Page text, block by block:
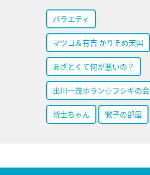
バラエティ
マツコ＆有吉 かりそめ天国
あざとくて何が悪いの？
出川一茂ホラン☆フシギの会
博士ちゃん 徹子の部屋